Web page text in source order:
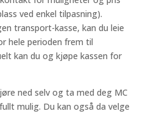
ved enkel tilpasning).
transport-kasse, kan du leie
hele perioden frem til
kan du og kjøpe kassen for
ned selv og ta med deg MC
mulig. Du kan også da velge